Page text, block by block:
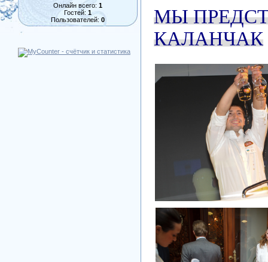
Онлайн всего: 1
Гостей: 1
Пользователей: 0
МЫ
КАЛАНЧАК